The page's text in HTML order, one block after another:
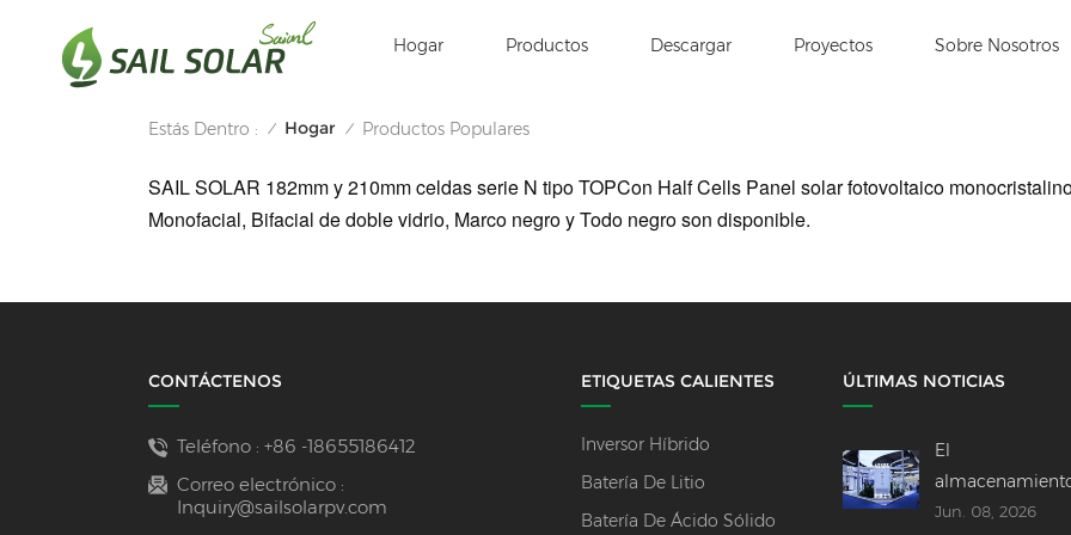
Hogar Productos Descargar Proyectos Sobre Nosotros
Estás Dentro : / Hogar / Productos Populares
SAIL SOLAR 182mm y 210mm celdas serie N tipo TOPCon Half Cells Panel solar fotovoltaico
Monofacial, Bifacial de doble vidrio, Marco negro y Todo negro son disponible.
CONTÁCTENOS
Teléfono : +86 -18655186412
Correo electrónico :
Inquiry@sailsolarpv.com
ETIQUETAS CALIENTES
Inversor Híbrido
Batería De Litio
Batería De Ácido Sólido
ÚLTIMAS NOTICIAS
El
de energía ocupa
Jun. 08, 2026